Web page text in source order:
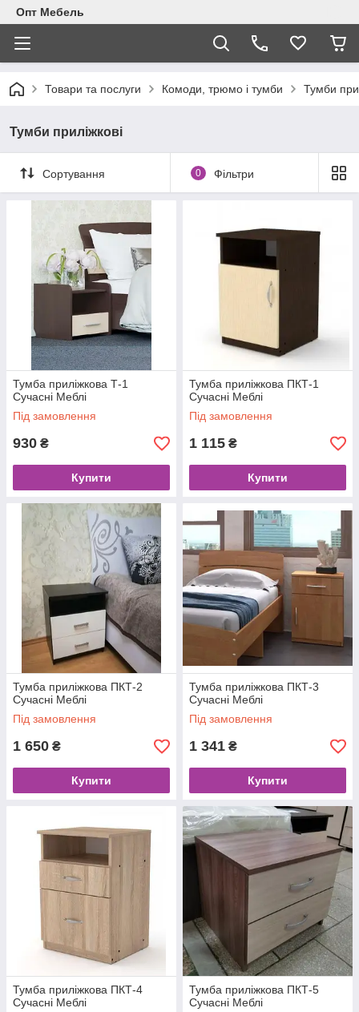
Опт Мебель
Товари та послуги Комоди, трюмо і тумби Тумби
Тумби приліжкові
Сортування 0 Фільтри
Тумба приліжкова Т-1
Сучасні Меблі
Під замовлення
930 ₴
Купити
Тумба приліжкова ПКТ-1
Сучасні Меблі
Під замовлення
1 115 ₴
Купити
Тумба приліжкова ПКТ-2
Сучасні Меблі
Під замовлення
1 650 ₴
Купити
Тумба приліжкова ПКТ-3
Сучасні Меблі
Під замовлення
1 341 ₴
Купити
Тумба приліжкова ПКТ-4
Сучасні Меблі
Тумба приліжкова ПКТ-5
Сучасні Меблі